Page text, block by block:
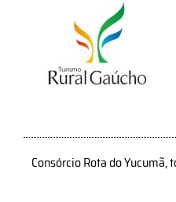
Consórcio Rota do